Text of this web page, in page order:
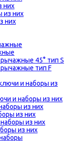
них
них
45° тип S
тип F
и наборы из них
из них
из них